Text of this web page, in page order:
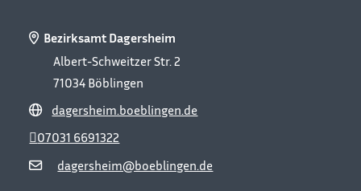
Bezirksamt Dagersheim
Albert-Schweitzer Str. 2
71034 Böblingen
dagersheim.boeblingen.de
dagersheim@boeblingen.de
07031 6691322